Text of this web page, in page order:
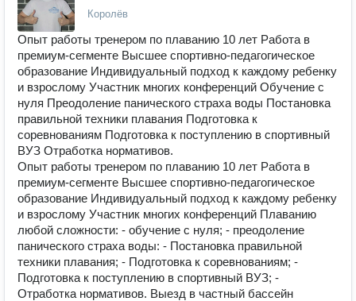
Королёв
Опыт работы тренером по плаванию 10 лет Работа в
премиум-сегменте Высшее спортивно-педагогическое
образование Индивидуальный подход к каждому ребенку
и взрослому Участник многих конференций Обучение с
нуля Преодоление панического страха воды Постановка
правильной техники плавания Подготовка к
соревнованиям Подготовка к поступлению в спортивный
ВУЗ Отработка нормативов.
Опыт работы тренером по плаванию 10 лет Работа в
премиум-сегменте Высшее спортивно-педагогическое
образование Индивидуальный подход к каждому ребенку
и взрослому Участник многих конференций Плаванию
любой сложности: - обучение с нуля; - преодоление
панического страха воды: - Постановка правильной
техники плавания; - Подготовка к соревнованиям; -
Подготовка к поступлению в спортивный ВУЗ; -
Отработка нормативов. Выезд в частный бассейн